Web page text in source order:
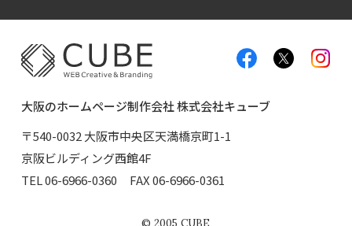
大阪のホームページ制作会社 株式会社キューブ
〒540-0032 大阪市中央区天満橋京町1-1
京阪ビルディング西館4F
TEL06-6966-0360 FAX 06-6966-0361
©2005 CUBE